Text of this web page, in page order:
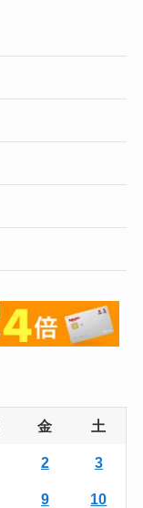
金 土
2 3
9 10